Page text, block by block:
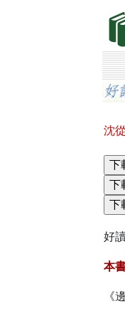
沈
好
本
《